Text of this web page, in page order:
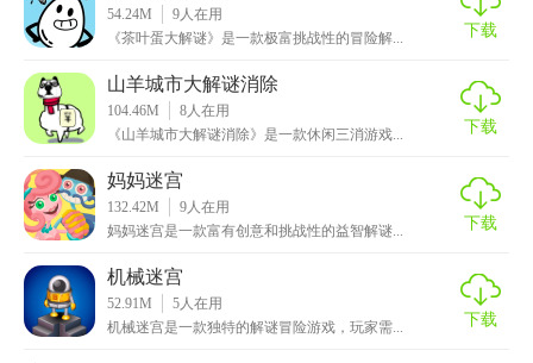
【迷宫大解谜优势】
1、这里使用了各种各样的道具来帮助我们。游戏越往后的关
卡就越精彩。
的闯关挑战。
3、进入到不同的游戏场合地图当中，体验一个特别耐玩的挑
战玩法。
【迷宫大解谜攻略】
54.24M 9人在用
《茶叶蛋大解谜》是一款极富挑战性的冒险解...
下载
山羊城市大解谜消除
104.46M 8人在用
《山羊城市大解谜消除》是一款休闲三消游戏...
下载
妈妈迷宫
132.42M 9人在用
妈妈迷宫是一款富有创意和挑战性的益智解谜...
下载
机械迷宫
52.91M 5人在用
机械迷宫是一款独特的解谜冒险游戏，玩家需...
下载